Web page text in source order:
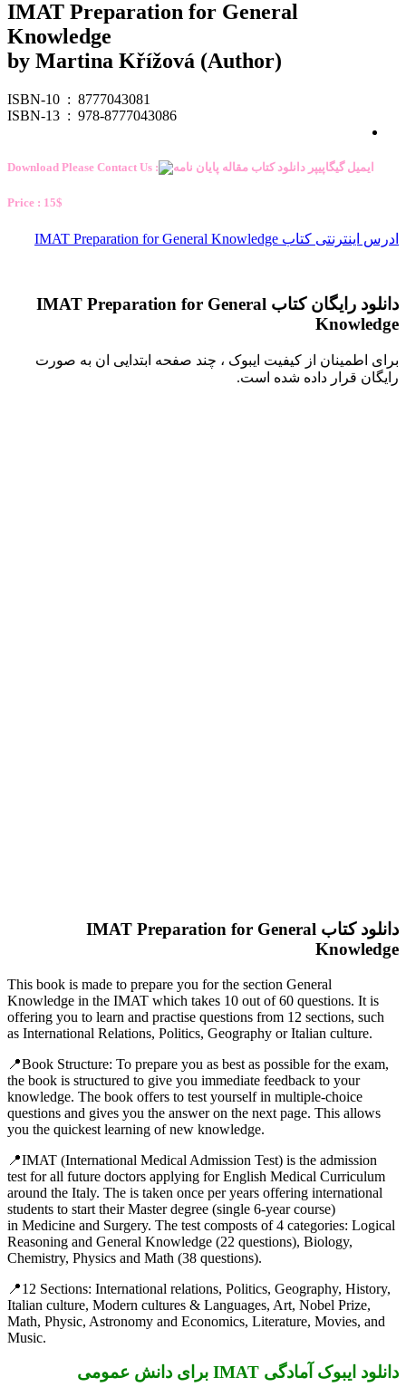
IMAT Preparation for General
Knowledge
by Martina Křížová (Author)
ISBN-10 ‏ : ‎ 8777043081
ISBN-13 ‏ : ‎ 978-8777043086
Download Please Contact Us :
Price : 15$
ادرس اینترنتی کتاب IMAT Preparation for General Knowledge
دانلود رایگان کتاب IMAT Preparation for General
Knowledge
برای اطمینان از کیفیت ایبوک ، چند صفحه ابتدایی ان به صورت
رایگان قرار داده شده است.
دانلود کتاب IMAT Preparation for General
Knowledge
This book is made to prepare you for the section General
Knowledge in the IMAT which takes 10 out of 60 questions. It is
offering you to learn and practise questions from 12 sections, such
as International Relations, Politics, Geography or Italian culture.
📍Book Structure: To prepare you as best as possible for the exam,
the book is structured to give you immediate feedback to your
knowledge. The book offers to test yourself in multiple-choice
questions and gives you the answer on the next page. This allows
you the quickest learning of new knowledge.
📍IMAT (International Medical Admission Test) is the admission
test for all future doctors applying for English Medical Curriculum
around the Italy. The is taken once per years offering international
students to start their Master degree (single 6-year course)
in Medicine and Surgery. The test composts of 4 categories: Logical
Reasoning and General Knowledge (22 questions), Biology,
Chemistry, Physics and Math (38 questions).
📍12 Sections: International relations, Politics, Geography, History,
Italian culture, Modern cultures & Languages, Art, Nobel Prize,
Math, Physic, Astronomy and Economics, Literature, Movies, and
Music.
دانلود ایبوک آمادگی IMAT برای دانش عمومی